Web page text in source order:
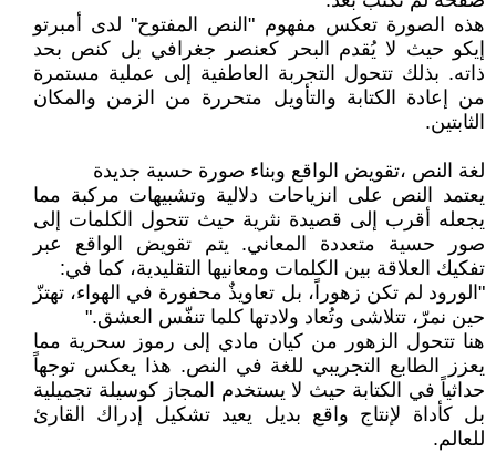
هذه الصورة تعكس مفهوم "النص المفتوح" لدى أمبرتو
إيكو حيث لا يُقدم البحر كعنصر جغرافي بل كنص بحد
ذاته. بذلك تتحول التجربة العاطفية إلى عملية مستمرة
من إعادة الكتابة والتأويل متحررة من الزمن والمكان
الثابتين.
لغة النص ،تقويض الواقع وبناء صورة حسية جديدة
يعتمد النص على انزياحات دلالية وتشبيهات مركبة مما
يجعله أقرب إلى قصيدة نثرية حيث تتحول الكلمات إلى
صور حسية متعددة المعاني. يتم تقويض الواقع عبر
تفكيك العلاقة بين الكلمات ومعانيها التقليدية، كما في:
"الورود لم تكن زهوراً، بل تعاويذٌ محفورة في الهواء، تهتزّ
حين نمرّ، تتلاشى وتُعاد ولادتها كلما تنفّس العشق."
هنا تتحول الزهور من كيان مادي إلى رموز سحرية مما
يعزز الطابع التجريبي للغة في النص. هذا يعكس توجهاً
حداثياً في الكتابة حيث لا يستخدم المجاز كوسيلة تجميلية
بل كأداة لإنتاج واقع بديل يعيد تشكيل إدراك القارئ
للعالم.